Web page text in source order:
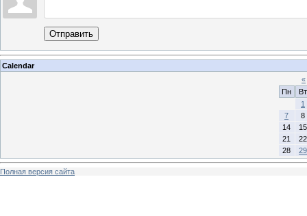
Отправить
Calendar
«
Пн
Вт
1
7
8
14
15
21
22
28
29
Полная версия сайта